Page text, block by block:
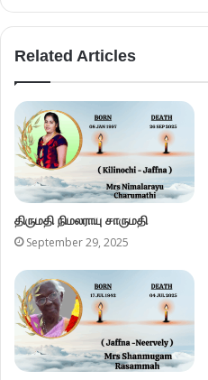
Related Articles
திருமதி நிமலராயு சாருமதி
September 29, 2025